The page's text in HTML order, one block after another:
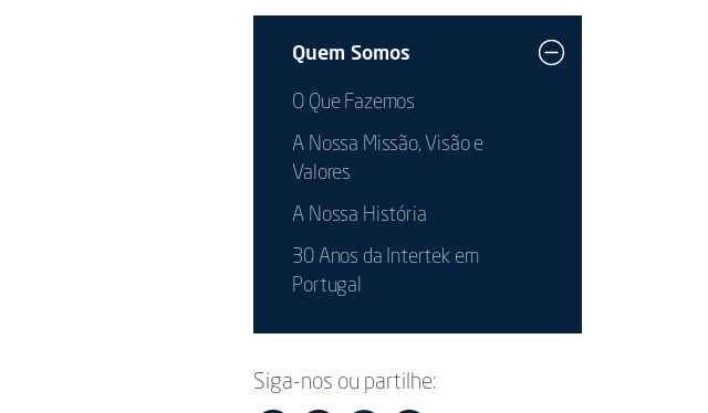
Quem Somos
O Que Fazemos
A Nossa Missão, Visão e
Valores
A Nossa História
30 Anos da Intertek em
Portugal
Siga-nos ou partilhe: